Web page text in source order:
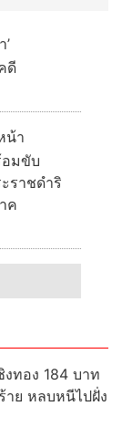
ทอง 184 บาท
ย หลบหนีไปฝั่ง
นุ่มกัมพูชาแทง
ทีมแถลงผลงาน
ญ 3 คดีใหญ่ ใช้